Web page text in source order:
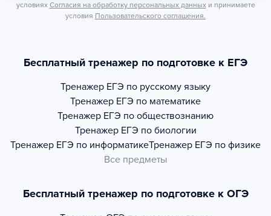
условиях Согласия на обработку персональных данных и принимаете
условия Пользовательского соглашения.
Бесплатный тренажер по подготовке к ЕГЭ
Тренажер ЕГЭ по русскому языку
Тренажер ЕГЭ по математике
Тренажер ЕГЭ по обществознанию
Тренажер ЕГЭ по биологии
Тренажер ЕГЭ по информатикеТренажер ЕГЭ по физике
Все предметы
Бесплатный тренажер по подготовке к ОГЭ